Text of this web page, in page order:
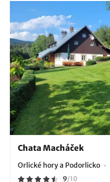
Chata Macháček
Orlické hory a Podorlicko
9/10